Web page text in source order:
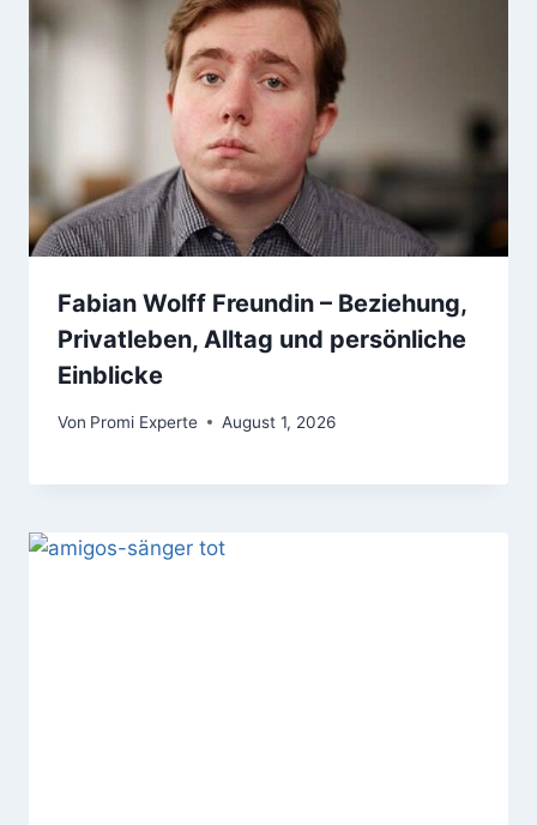
Fabian Wolff Freundin – Beziehung,
Privatleben, Alltag und persönliche
Einblicke
Von Promi Experte August 1, 2026